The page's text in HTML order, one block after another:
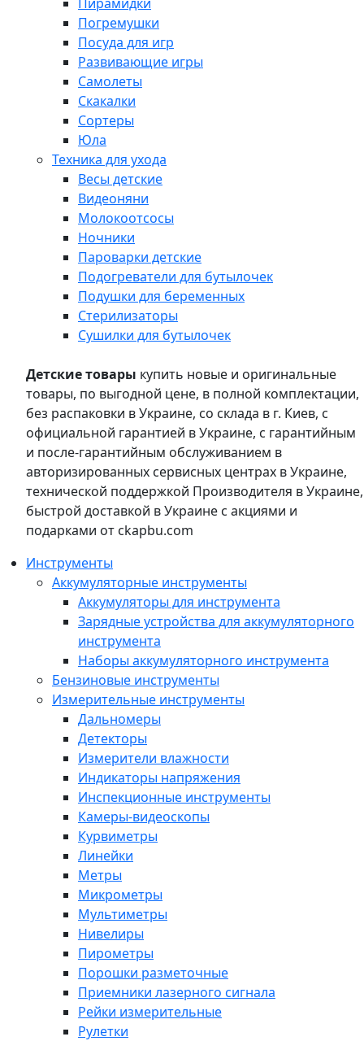
Погремушки
Посуда для игр
Развивающие игры
Самолеты
Скакалки
Сортеры
Юла
Техника для ухода
Весы детские
Видеоняни
Молокоотсосы
Ночники
Пароварки детские
Подогреватели для бутылочек
Подушки для беременных
Стерилизаторы
Сушилки для бутылочек
Детские товары купить новые и оригинальные
товары, по выгодной цене, в полной комплектации,
без распаковки в Украине, со склада в г. Киев, с
официальной гарантией в Украине, с гарантийным
и после-гарантийным обслуживанием в
авторизированных сервисных центрах в Украине,
технической поддержкой Производителя в Украине,
быстрой доставкой в Украине с акциями и
подарками от ckapbu.com
Инструменты
Аккумуляторные инструменты
Аккумуляторы для инструмента
Зарядные устройства для аккумуляторного
инструмента
Наборы аккумуляторного инструмента
Бензиновые инструменты
Измерительные инструменты
Дальномеры
Детекторы
Измерители влажности
Индикаторы напряжения
Инспекционные инструменты
Камеры-видеоскопы
Курвиметры
Линейки
Метры
Микрометры
Мультиметры
Нивелиры
Пирометры
Порошки разметочные
Приемники лазерного сигнала
Рейки измерительные
Рулетки